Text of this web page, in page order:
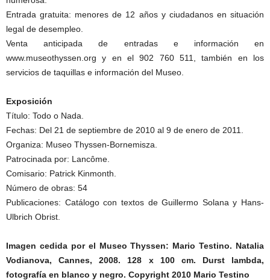
Entrada gratuita: menores de 12 años y ciudadanos en situación
legal de desempleo.
Venta anticipada de entradas e información en
www.museothyssen.org y en el 902 760 511, también en los
servicios de taquillas e información del Museo.
Exposición
Título: Todo o Nada.
Fechas: Del 21 de septiembre de 2010 al 9 de enero de 2011.
Organiza: Museo Thyssen-Bornemisza.
Patrocinada por: Lancôme.
Comisario: Patrick Kinmonth.
Número de obras: 54
Publicaciones: Catálogo con textos de Guillermo Solana y Hans-
Ulbrich Obrist.
Imagen cedida por el Museo Thyssen: Mario Testino. Natalia
Vodianova, Cannes, 2008. 128 x 100 cm. Durst lambda,
fotografía en blanco y negro. Copyright 2010 Mario Testino